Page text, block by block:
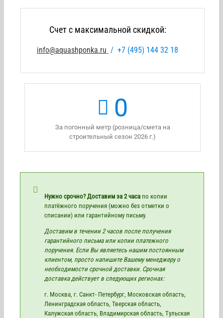
Счет с максимальной скидкой:
info@aquashponka.ru / +7 (495) 144 32 18
0
За погонный метр (розница/смета на
строительный сезон 2026 г.)
Нужно срочно? Доставим за 2 часа по копии
платёжного поручения (можно без отметки о
списании) или гарантийному письму.
Доставим в течении 2 часов после получения
гарантийного письма или копии платежного
поручения. Если Вы являетесь нашим постоянным
клиентом, просто напишите Вашему менеджеру о
необходимости срочной доставки. Срочная
доставка действует в следующих регионах:
г. Москва, г. Санкт- Петербург, Московская область,
Ленинградская область, Тверская область,
Калужская область, Владимирская область, Тульская